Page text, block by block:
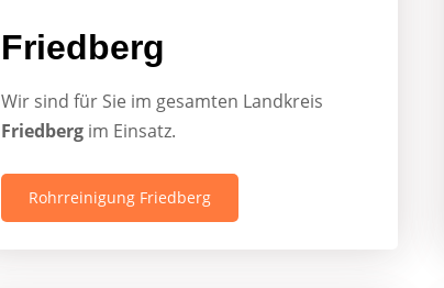
Friedberg
Wir sind für Sie im gesamten Landkreis
Friedbergim Einsatz.
Rohrreinigung Friedberg